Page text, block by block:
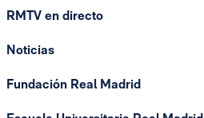
RMTV en directo
Noticias
Fundación Real Madrid